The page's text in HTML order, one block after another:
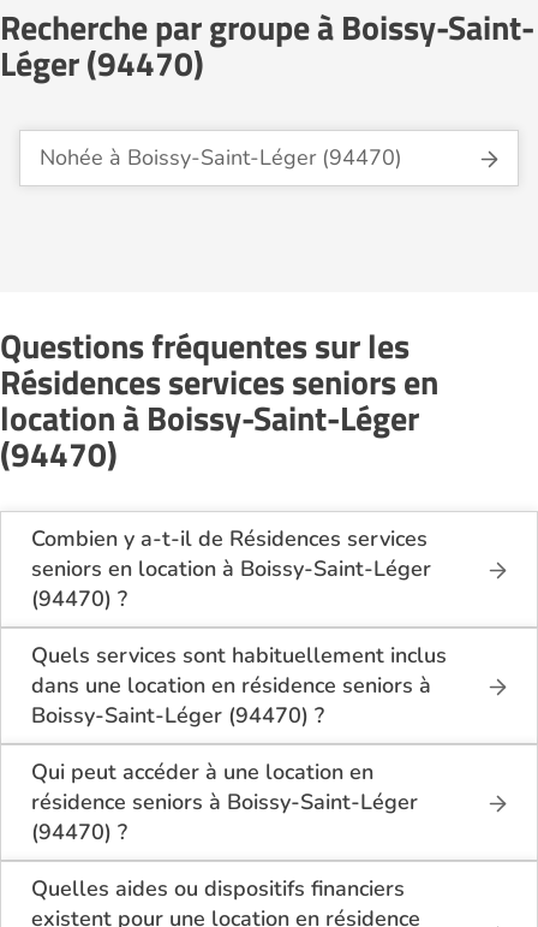
Recherche par groupe à Boissy-Saint-
Léger (94470)
Nohée à Boissy-Saint-Léger (94470)
Questions fréquentes sur les
Résidences services seniors en
location à Boissy-Saint-Léger
(94470)
Combien y a-t-il de Résidences services
seniors en location à Boissy-Saint-Léger
(94470) ?
Sur le site Logement-seniors.com, on recense
actuellement 1 Résidences services seniors en
location à Boissy-Saint-Léger (94470).
Quels services sont habituellement inclus
dans une location en résidence seniors à
Boissy-Saint-Léger (94470) ?
En location à Boissy-Saint-Léger (94470), la
résidence seniors inclut généralement : l’entretien
des espaces communs, l’accès à des activités, la
présence d’un accueil / surveillance, la restauration
ou service repas optionnel. Certains services sont
optionnels et peuvent faire monter le tarif.
Qui peut accéder à une location en
résidence seniors à Boissy-Saint-Léger
(94470) ?
La location en résidence seniors à Boissy-Saint-
Léger (94470) s’adresse aux personnes autonomes
souhaitant un logement adapté, sécurisé et
Quelles aides ou dispositifs financiers
existent pour une location en résidence